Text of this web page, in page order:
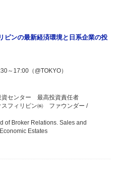
ピンの最新経済環境と日系企業の投
～17:00（@TOKYO）
資センター 最高投資責任者
スフィリピン㈱ ファウンダー /
of Broker Relations. Sales and
Estates